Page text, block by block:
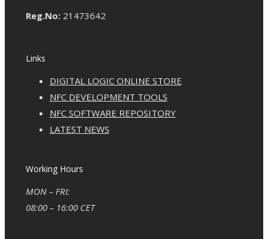
Reg.No:21473642
Links
DIGITAL LOGIC ONLINE STORE
NFC DEVELOPMENT TOOLS
NFC SOFTWARE REPOSITORY
LATEST NEWS
Working Hours
MON – FRI:
08:00 – 16:00 CET